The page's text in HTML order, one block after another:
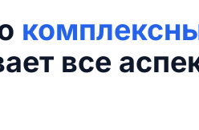
все